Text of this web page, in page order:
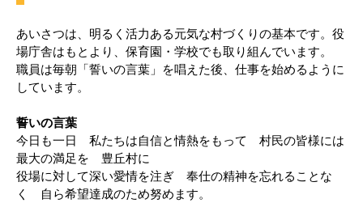
あいさつは、明るく活力ある元気な村づくりの基本です。役
場庁舎はもとより、保育園・学校でも取り組んでいます。
職員は毎朝「誓いの言葉」を唱えた後、仕事を始めるように
しています。
誓いの言葉
今日も一日 私たちは自信と情熱をもって 村民の皆様には
最大の満足を 豊丘村に
役場に対して深い愛情を注ぎ 奉仕の精神を忘れることな
く 自ら希望達成のため努めます。